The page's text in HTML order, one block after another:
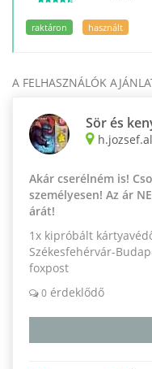
raktáron használt
A FELHASZNÁLÓK
Sör és
Akár cserélném is!
személyesen! Az ár
árát!
1x kipróbált
Székesfehérvár-
foxpost
0 érdeklődő